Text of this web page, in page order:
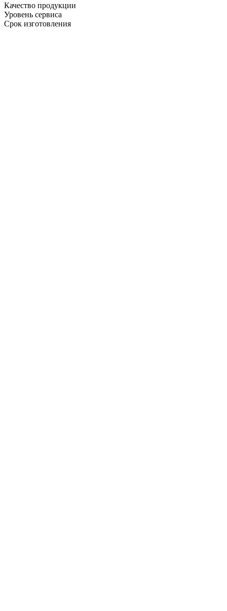
Качество продукции
Уровень сервиса
Срок изготовления